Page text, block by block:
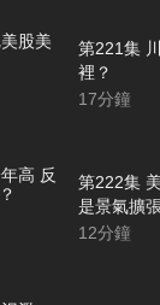
第221集
裡？
17分鐘
第222集
是景氣擴
12分鐘